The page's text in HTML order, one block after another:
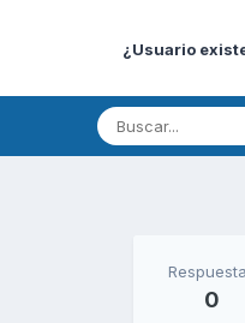
¿Usuario
0